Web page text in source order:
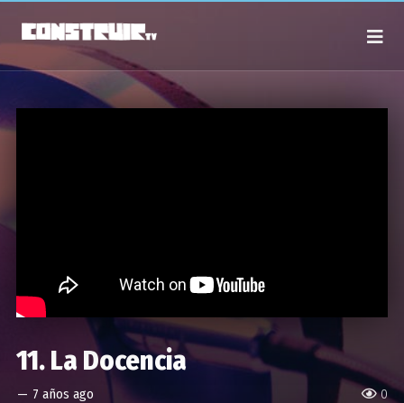
0
11. La Docencia
— 7 años ago